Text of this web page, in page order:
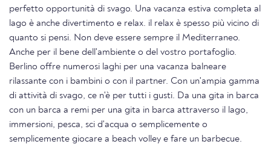
perfetto opportunità di svago. Una vacanza estiva completa al
lago è anche divertimento e relax. il relax è spesso più vicino di
quanto si pensi. Non deve essere sempre il Mediterraneo.
Anche per il bene dell'ambiente o del vostro portafoglio.
Berlino offre numerosi laghi per una vacanza balneare
rilassante con i bambini o con il partner. Con un'ampia gamma
di attività di svago, ce n'è per tutti i gusti. Da una gita in barca
con un barca a remi per una gita in barca attraverso il lago,
immersioni, pesca, sci d'acqua o semplicemente o
semplicemente giocare a beach volley e fare un barbecue.